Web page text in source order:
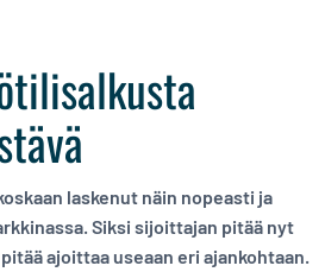
laskenut näin nopeasti ja
Siksi sijoittajan pitää nyt
ajoittaa useaan eri ajankohtaan.